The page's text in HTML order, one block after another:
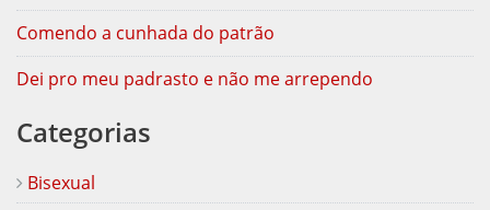
Comendo a cunhada do patrão
Dei pro meu padrasto e não me arrependo
Categorias
Bisexual